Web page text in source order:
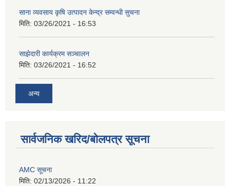
साना व्यवसाय कृषि उत्पादन केन्द्र सम्वन्धी सुचना
मिति: 03/26/2021 - 16:53
साझेदारी कार्यक्रम सञ्चालन
मिति: 03/26/2021 - 16:52
अन्य
सार्वजनिक खरिद/बोलपत्र सूचना
AMC सूचना
मिति: 02/13/2026 - 11:22